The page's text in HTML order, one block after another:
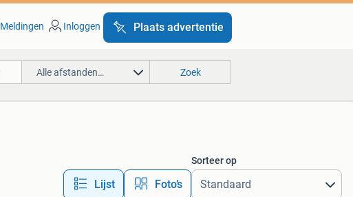
Meldingen Inloggen Plaats advertentie
Alle afstanden… Zoek
Lijst Foto’s
Sorteer op